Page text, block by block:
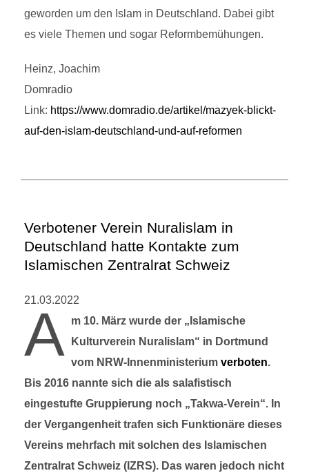
geworden um den Islam in Deutschland. Dabei gibt
es viele Themen und sogar Reformbemühungen.
Heinz, Joachim
Domradio
Link: https://www.domradio.de/artikel/mazyek-blickt-
auf-den-islam-deutschland-und-auf-reformen
Verbotener Verein Nuralislam in
Deutschland hatte Kontakte zum
Islamischen Zentralrat Schweiz
21.03.2022
A
m 10. März wurde der „Islamische
Kulturverein Nuralislam“ in Dortmund
vom NRW-Innenministerium verboten.
Bis 2016 nannte sich die als salafistisch
eingestufte Gruppierung noch „Takwa-Verein“. In
der Vergangenheit trafen sich Funktionäre dieses
Vereins mehrfach mit solchen des Islamischen
Zentralrat Schweiz (IZRS). Das waren jedoch nicht